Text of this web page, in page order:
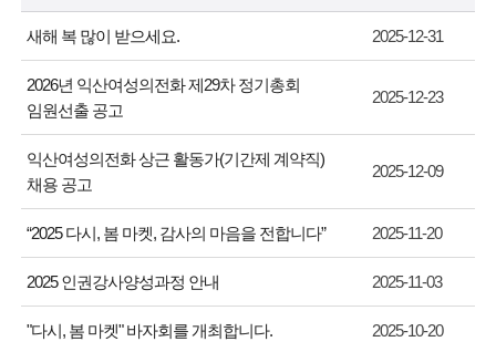
새해 복 많이 받으세요. 2025-12-31
2026년 익산여성의전화 제29차 정기총회
임원선출 공고
2025-12-23
익산여성의전화 상근 활동가(기간제 계약직)
채용 공고
2025-12-09
“2025 다시, 봄 마켓, 감사의 마음을 전합니다” 2025-11-20
2025 인권강사양성과정 안내 2025-11-03
"다시, 봄 마켓" 바자회를 개최합니다. 2025-10-20